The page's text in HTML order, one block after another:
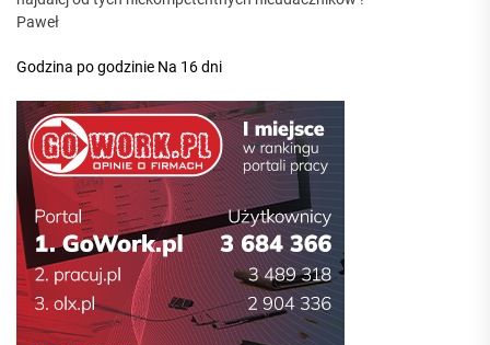
Paweł
Godzina po godzinie Na 16 dni